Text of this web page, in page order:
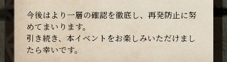
今後はより一層の確認を徹底し、再発防止に努
めてまいります。
引き続き、本イベントをお楽しみいただけまし
たら幸いです。